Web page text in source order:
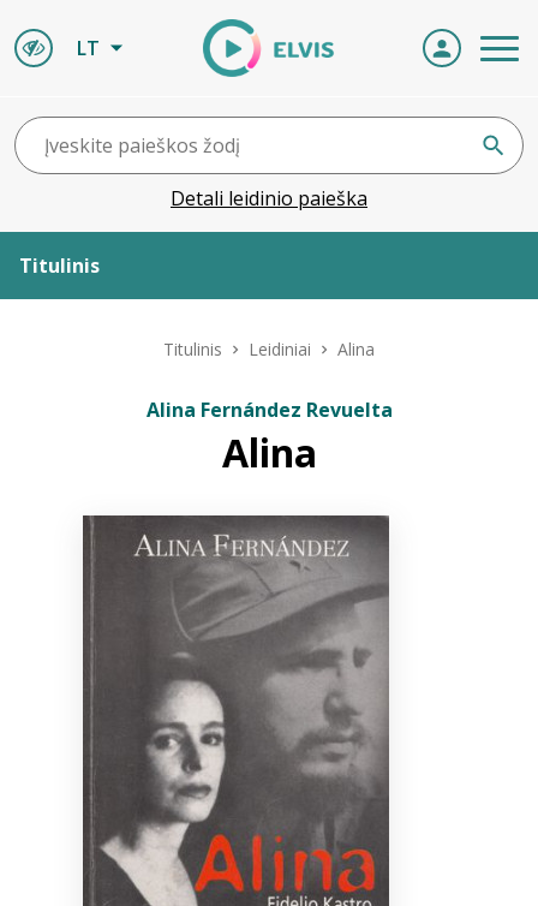
LT
Detali leidinio paieška
Titulinis
Naujienos
Titulinis Leidiniai Alina
Alina Fernández Revuelta
Alina